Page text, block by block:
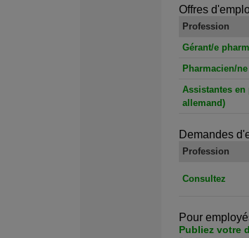
Offres
Profession
Gérant/e
Pharmacien/
Assistantes en
allemand)
Demandes
Profession
Consultez
Pour
Publiez votre